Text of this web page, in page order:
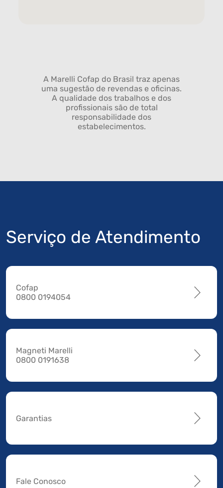
A Marelli Cofap do Brasil traz apenas
uma sugestão de revendas e oficinas.
A qualidade dos trabalhos e dos
profissionais são de total
responsabilidade dos
estabelecimentos.
Serviço de Atendimento
Cofap
0800 0194054
Magneti Marelli
0800 0191638
Garantias
Fale Conosco